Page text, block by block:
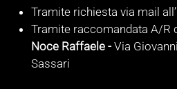
Tramite richiesta via mail
Tramite raccomandata A/R
Noce Raffaele - Via
Sassari